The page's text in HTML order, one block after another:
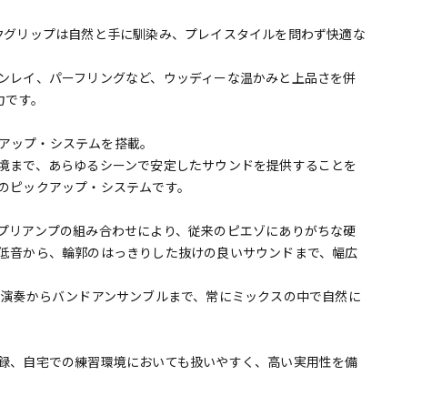
リップは自然と手に馴染み、プレイスタイルを問わず快適な
レイ、パーフリングなど、ウッディーな温かみと上品さを併
す。
プ・システムを搭載。
で、あらゆるシーンで安定したサウンドを提供することを
ックアップ・システムです。
アンプの組み合わせにより、従来のピエゾにありがちな硬
音から、輪郭のはっきりした抜けの良いサウンドまで、幅広
奏からバンドアンサンブルまで、常にミックスの中で自然に
、自宅での練習環境においても扱いやすく、高い実用性を備